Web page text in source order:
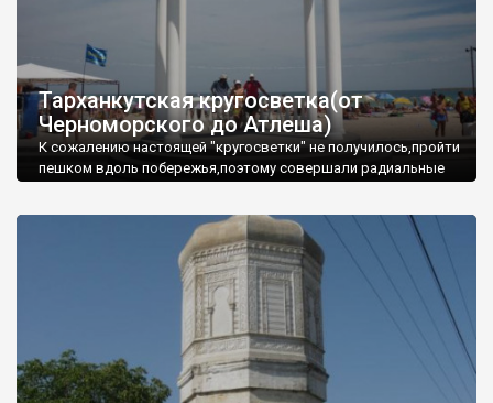
Тарханкутская кругосветка(от
Черноморского до Атлеша)
К сожалению настоящей "кругосветки" не получилось,пройти
пешком вдоль побережья,поэтому совершали радиальные